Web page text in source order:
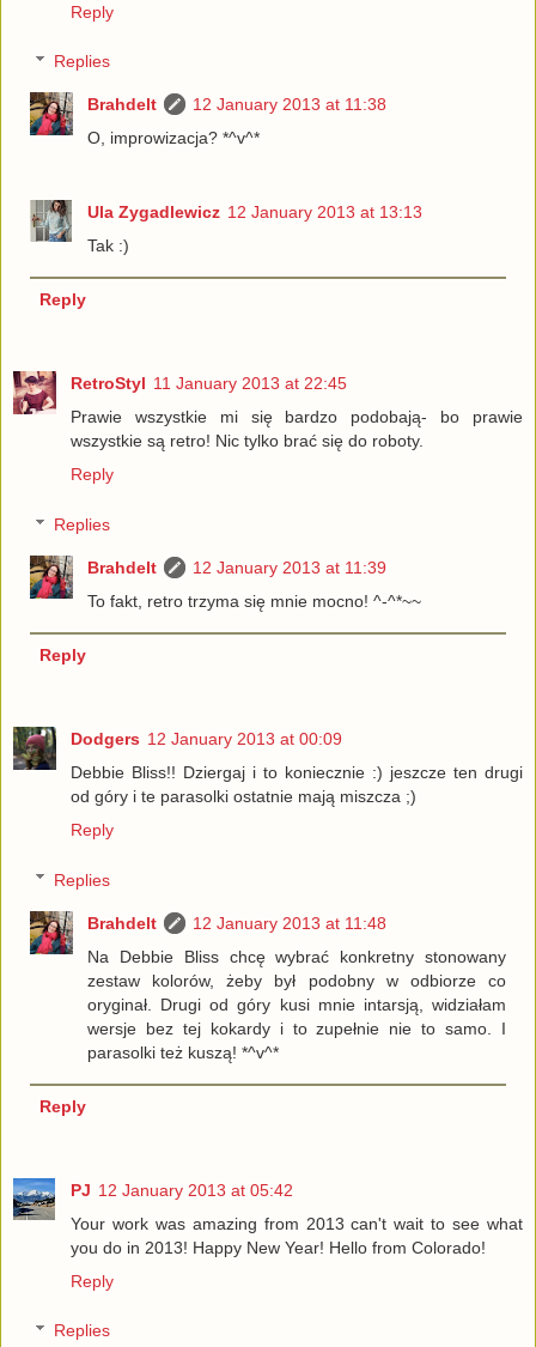
Reply
Replies
Brahdelt
12 January 2013 at 11:38
O, improwizacja? *^v^*
Ula Zygadlewicz 12 January 2013 at 13:13
Tak :)
Reply
RetroStyl 11 January 2013 at 22:45
Prawie wszystkie mi się bardzo podobają- bo prawie
wszystkie są retro! Nic tylko brać się do roboty.
Reply
Replies
Brahdelt
12 January 2013 at 11:39
To fakt, retro trzyma się mnie mocno! ^-^*~~
Reply
Dodgers 12 January 2013 at 00:09
Debbie Bliss!! Dziergaj i to koniecznie :) jeszcze ten drugi
od góry i te parasolki ostatnie mają miszcza ;)
Reply
Replies
Brahdelt
12 January 2013 at 11:48
Na Debbie Bliss chcę wybrać konkretny stonowany
zestaw kolorów, żeby był podobny w odbiorze co
oryginał. Drugi od góry kusi mnie intarsją, widziałam
wersje bez tej kokardy i to zupełnie nie to samo. I
parasolki też kuszą! *^v^*
Reply
PJ 12 January 2013 at 05:42
Your work was amazing from 2013 can't wait to see what
you do in 2013! Happy New Year! Hello from Colorado!
Reply
Replies